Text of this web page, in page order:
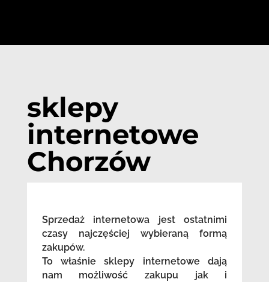
sklepy
internetowe
Chorzów
Sprzedaż internetowa jest ostatnimi
czasy najczęściej wybieraną formą
zakupów.
To właśnie sklepy internetowe dają
nam możliwość zakupu jak i